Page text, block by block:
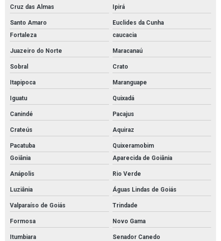
Cruz das Almas Ipirá
Santo Amaro
Euclides da Cunha
Fortaleza
caucacia
Juazeiro do Norte Maracanaú
Sobral Crato
Itapipoca Maranguape
Iguatu Quixadá
Canindé Pacajus
Crateús Aquiraz
Pacatuba
Quixeramobim
Goiânia
Aparecida de Goiânia
Anápolis Rio Verde
Luziânia Águas Lindas de Goiás
Valparaíso de Goiás Trindade
Formosa Novo Gama
Itumbiara Senador Canedo